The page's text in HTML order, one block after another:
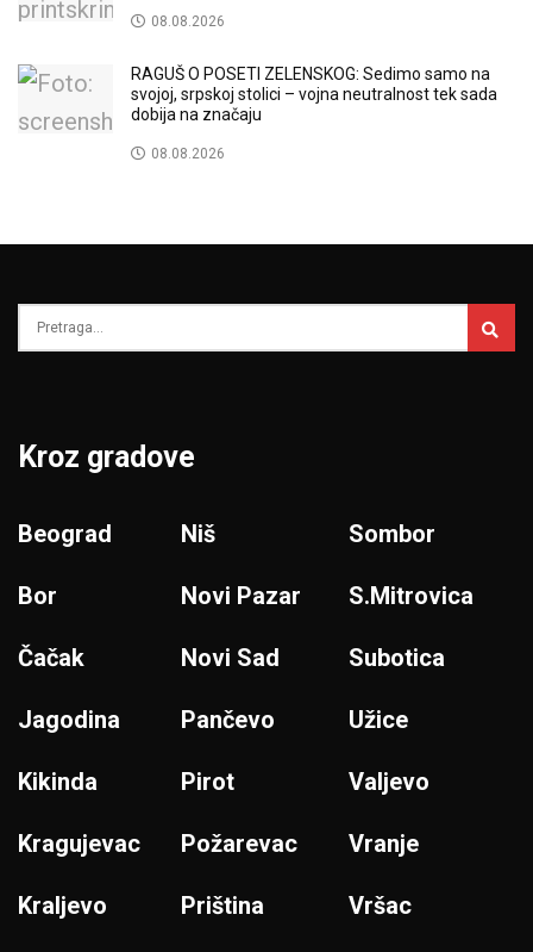
08.08.2026
RAGUŠ O POSETI ZELENSKOG: Sedimo samo na
svojoj, srpskoj stolici – vojna neutralnost tek sada
dobija na značaju
08.08.2026
Kroz gradove
Beograd
Bor
Čačak
Jagodina
Kikinda
Kragujevac
Kraljevo
Niš
Novi Pazar
Novi Sad
Pančevo
Pirot
Požarevac
Priština
Sombor
S.Mitrovica
Subotica
Užice
Valjevo
Vranje
Vršac